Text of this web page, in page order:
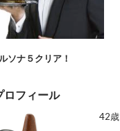
ソナ５クリア！
ロフィール
42歳